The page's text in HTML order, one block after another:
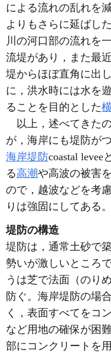
による流れの乱れを
よりもさらに延ばした
川の河口部の流れを
流堤があり，また最
堤からほぼ直角に出
に，洪水時には水を
ることを目的とした
以上，述べてきた
が，海岸にも堤防が
海岸堤防coastal levee
る高潮や高波の被害
ので，越波などを考
りは強固にしてある。
堤防の構造
堤防は，通常土砂で
勢いが激しいところ
うは芝で法面（のり
防ぐ。海岸堤防の場
く，表面すべてをコ
など用地の確保が困
部にコンクリートを